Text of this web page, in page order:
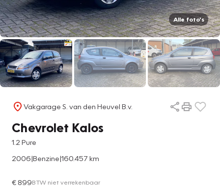
Alle foto's
Vakgarage S. van den Heuvel B.v.
Chevrolet Kalos
1.2 Pure
2006|Benzine|160.457 km
€ 899BTW niet verrekenbaar